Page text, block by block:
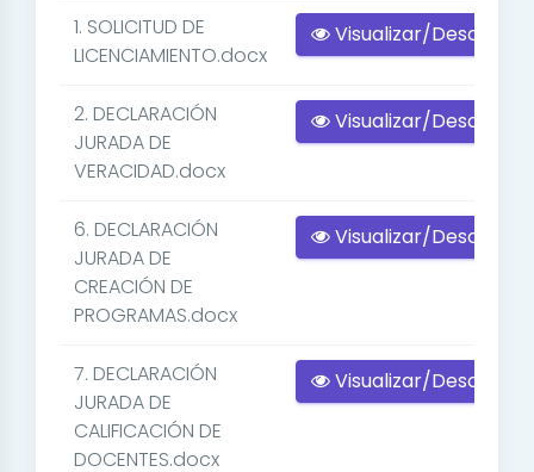
1. SOLICITUD DE
LICENCIAMIENTO.docx
Visualizar/Descargar
2. DECLARACIÓN
JURADA DE
VERACIDAD.docx
Visualizar/Descargar
6. DECLARACIÓN
JURADA DE
CREACIÓN DE
PROGRAMAS.docx
Visualizar/Descargar
7. DECLARACIÓN
JURADA DE
CALIFICACIÓN DE
DOCENTES.docx
Visualizar/Descargar